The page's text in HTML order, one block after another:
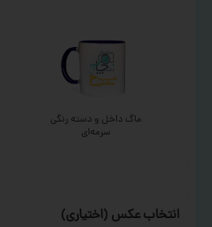
ماگ داخل و دسته رنگی
سرمه‌ای
انتخاب عکس (اختیاری)